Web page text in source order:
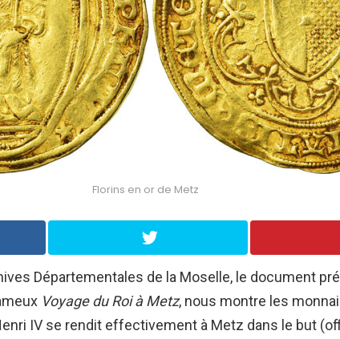
Florins en or de Metz
Départementales de la Moselle, le document
Voyage du Roi à Metz, nous montre les
IV se rendit effectivement à Metz dans le but